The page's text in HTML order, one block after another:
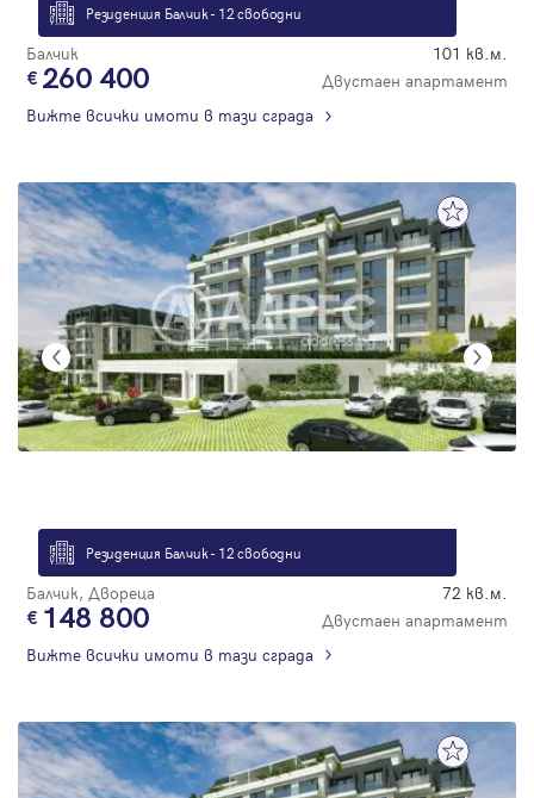
Резиденция Балчик - 12 свободни
Балчик 101 кв.м.
260 400
Двустаен апартамент
Вижте всички имоти в тази сграда
Резиденция Балчик - 12 свободни
Балчик, Двореца 72 кв.м.
148 800
Двустаен апартамент
Вижте всички имоти в тази сграда